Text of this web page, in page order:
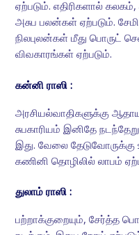
ஏற்படும். எதிரிகளால்
அசுப பலன்கள் ஏற்படும்.
நிலபுலன்கள் மீது பொருட்
விவகாரங்கள் ஏற்படும்.
கன்னி ராஸி :
அரசியல்வாதிகளுக்கு
சுபகாரியம் இனிதே
இது. வேலை
கணினி தொழிலில் லாபம்
துலாம் ராஸி :
பற்றாக்குறையும், சேர்த்த